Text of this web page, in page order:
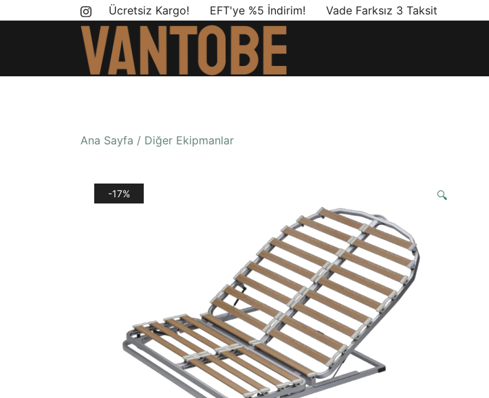
Ücretsiz Kargo! EFT'ye %5 İndirim! Vade Farksız 3 Taksit
Ana Sayfa / Diğer Ekipmanlar
-17% 🔍